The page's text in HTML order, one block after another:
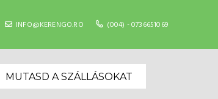
INFO@KERENGO.RO (004) - 0736651069
MUTASD A SZÁLLÁSOKAT